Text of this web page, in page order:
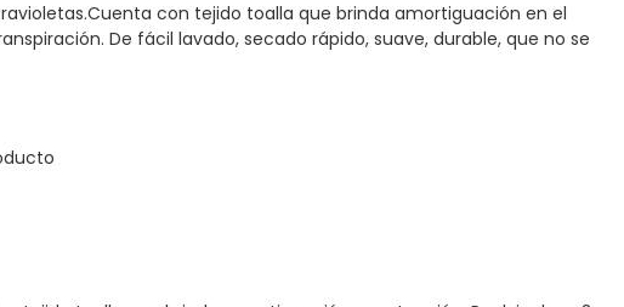
con tejido toalla que brinda amortiguación en el
De fácil lavado, secado rápido, suave, durable, que no se